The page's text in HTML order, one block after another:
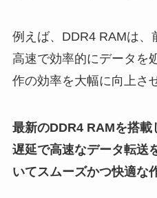
例えば、DDR4 RAMは、
高速で効率的にデータを
作の効率を大幅に向上さ
最新のDDR4 RAMを搭
遅延で高速なデータ転送
いてスムーズかつ快適な